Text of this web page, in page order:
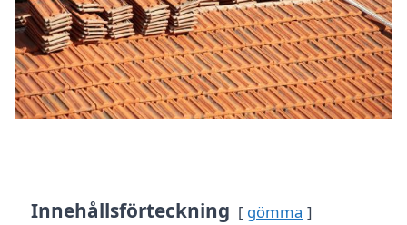
Innehållsförteckning gömma